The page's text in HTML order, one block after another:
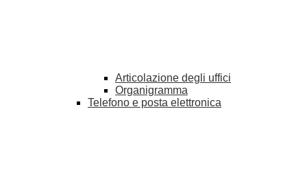
Articolazione degli uffici
Organigramma
Telefono e posta elettronica